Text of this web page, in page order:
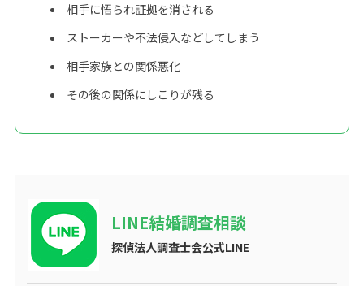
相手に悟られ証拠を消される
ストーカーや不法侵入などしてしまう
相手家族との関係悪化
その後の関係にしこりが残る
LINE結婚調査相談
探偵法人調査士会公式LINE